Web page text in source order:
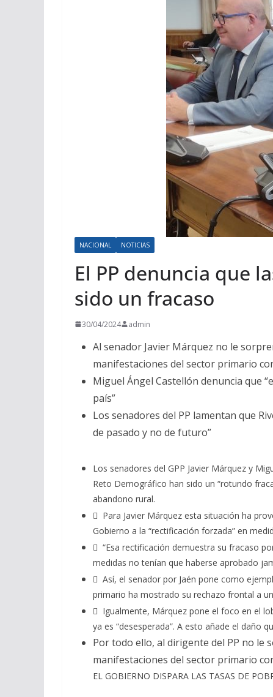
NACIONAL NOTICIAS
El PP denuncia que
sido un fracaso
30/04/2024 admin
Al senador Javier Márquez no le
manifestaciones del sector primario
Miguel Ángel Castellón denuncia que
país”
Los senadores del PP lamentan que
de pasado y no de futuro”
Los senadores del GPP Javier Márquez y
Reto Demográfico han sido un “rotundo
abandono rural.
 Para Javier Márquez esta situación ha
Gobierno a la “rectificación forzada” en
 “Esa rectificación demuestra su fracaso
medidas no tenían que haberse aprobado
 Así, el senador por Jaén pone como
primario ha mostrado su rechazo frontal a
 Igualmente, Márquez pone el foco en el
ya es “desesperada”. A esto añade el daño
Por todo ello, al dirigente del PP no le
manifestaciones del sector primario
EL GOBIERNO DISPARA LAS TASAS DE